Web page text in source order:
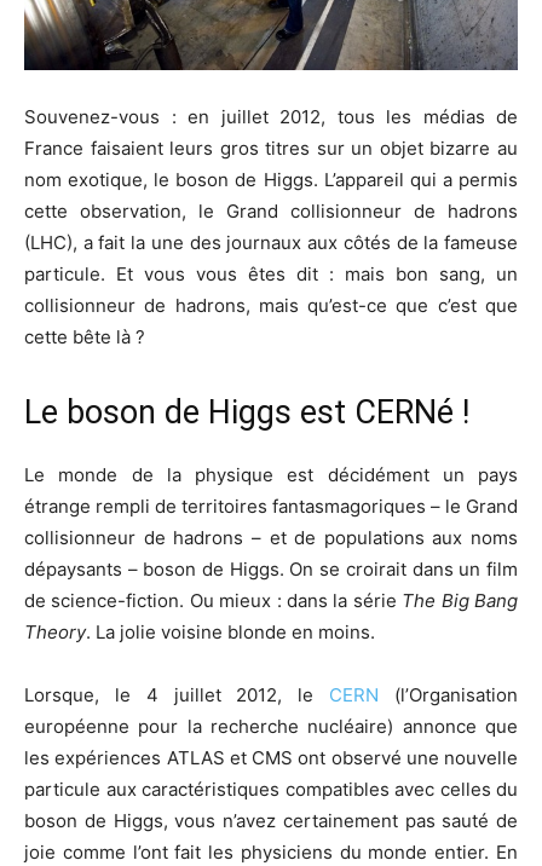
Souvenez-vous : en juillet 2012, tous les médias de
France faisaient leurs gros titres sur un objet bizarre au
nom exotique, le boson de Higgs. L’appareil qui a permis
cette observation, le Grand collisionneur de hadrons
(LHC), a fait la une des journaux aux côtés de la fameuse
particule. Et vous vous êtes dit : mais bon sang, un
collisionneur de hadrons, mais qu’est-ce que c’est que
cette bête là ?
Le boson de Higgs est CERNé !
Le monde de la physique est décidément un pays
étrange rempli de territoires fantasmagoriques – le Grand
collisionneur de hadrons – et de populations aux noms
dépaysants – boson de Higgs. On se croirait dans un film
de science-fiction. Ou mieux : dans la série The Big Bang
Theory. La jolie voisine blonde en moins.
Lorsque, le 4 juillet 2012, le CERN (l’Organisation
européenne pour la recherche nucléaire) annonce que
les expériences ATLAS et CMS ont observé une nouvelle
particule aux caractéristiques compatibles avec celles du
boson de Higgs, vous n’avez certainement pas sauté de
joie comme l’ont fait les physiciens du monde entier. En